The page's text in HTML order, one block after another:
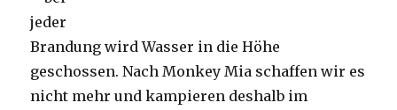
jeder
Brandung wird Wasser in die Höhe
geschossen. Nach Monkey Mia schaffen wir es
nicht mehr und kampieren deshalb im